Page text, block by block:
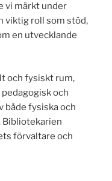
vi märkt under
viktig roll som stöd,
en utvecklande
och fysiskt rum,
och
både fysiska och
Bibliotekarien
förvaltare och